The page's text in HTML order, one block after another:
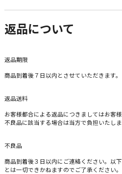
返品について
返品期限
商品到着後７日以内とさせていただきます。
返品送料
お客様都合による返品につきましてはお客
不良品に該当する場合は当方で負担いたしま
不良品
商品到着後３日以内にご連絡ください。以
とは一切できかねますのでご了承ください。